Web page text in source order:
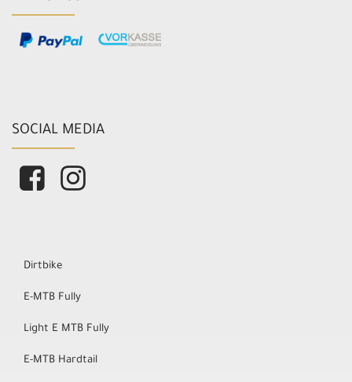
SOCIAL MEDIA
Dirtbike
E-MTB Fully
Light E MTB Fully
E-MTB Hardtail